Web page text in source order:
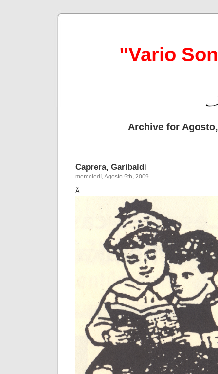
"Vario
Archive for
Caprera, Garibaldi
mercoledì, Agosto 5th, 2009
Â